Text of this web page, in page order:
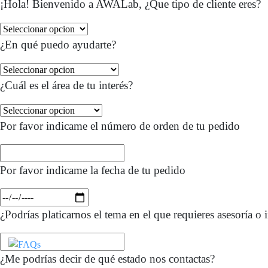
¡Hola! Bienvenido a AWALab, ¿Que tipo de cliente eres?
¿En qué puedo ayudarte?
¿Cuál es el área de tu interés?
Por favor indicame el número de orden de tu pedido
Por favor indicame la fecha de tu pedido
¿Podrías platicarnos el tema en el que requieres asesoría o
¿Me podrías decir de qué estado nos contactas?